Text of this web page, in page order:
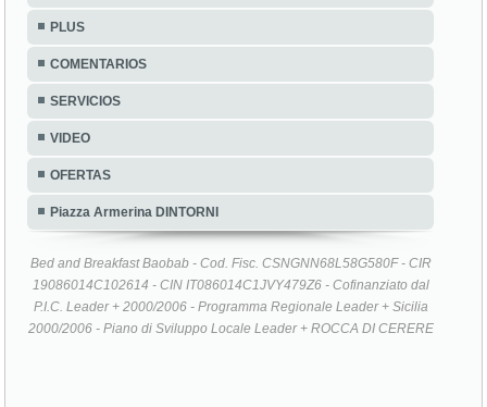
PLUS
COMENTARIOS
SERVICIOS
VIDEO
OFERTAS
Piazza Armerina DINTORNI
Bed and Breakfast Baobab - Cod. Fisc. CSNGNN68L58G580F - CIR
19086014C102614 - CIN IT086014C1JVY479Z6 - Cofinanziato dal
P.I.C. Leader + 2000/2006 - Programma Regionale Leader + Sicilia
2000/2006 - Piano di Sviluppo Locale Leader + ROCCA DI CERERE